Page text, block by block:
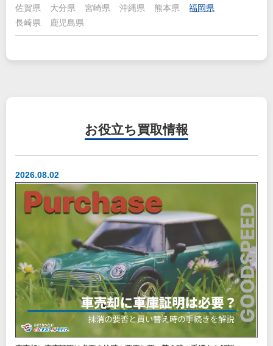
佐賀県
大分県 宮崎県 沖縄県 熊本県
福岡県
長崎県
鹿児島県
お役立ち 買取情報
2026.08.02